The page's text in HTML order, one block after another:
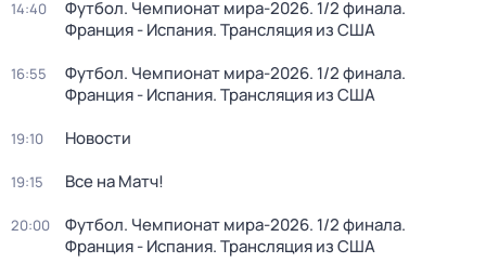
14:40
Футбол. Чемпионат мира-2026. 1/2 финала.
Франция - Испания. Трансляция из США
16:55
Футбол. Чемпионат мира-2026. 1/2 финала.
Франция - Испания. Трансляция из США
19:10 Новости
19:15 Все на Матч!
20:00
Футбол. Чемпионат мира-2026. 1/2 финала.
Франция - Испания. Трансляция из США